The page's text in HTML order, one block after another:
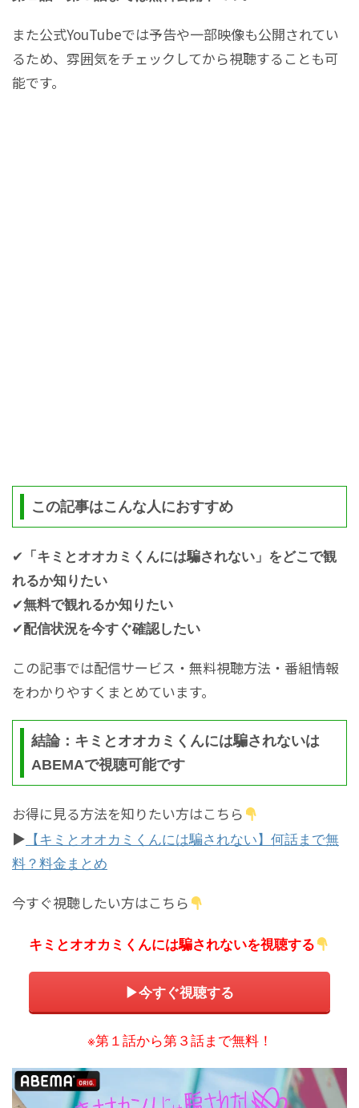
また公式YouTubeでは予告や一部映像も公開されてい
るため、雰囲気をチェックしてから視聴することも可
能です。
この記事はこんな人におすすめ
✔ 「キミとオオカミくんには騙されない」をどこで観
れるか知りたい
✔無料で観れるか知りたい
✔配信状況を今すぐ確認したい
この記事では配信サービス・無料視聴方法・番組情報
をわかりやすくまとめています。
結論：キミとオオカミくんには騙されないは
ABEMAで視聴可能です
お得に見る方法を知りたい方はこちら
▶ 【キミとオオカミくんには騙されない】何話まで無
料？料金まとめ
今すぐ視聴したい方はこちら
キミとオオカミくんには騙されないを視聴する
▶今すぐ視聴する
※第１話から第３話まで無料！